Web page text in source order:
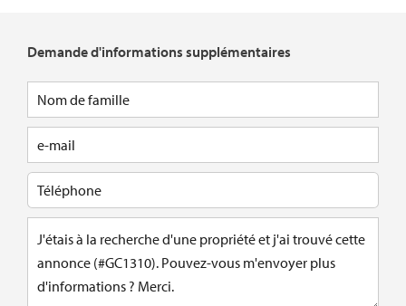
Demande d'informations supplémentaires